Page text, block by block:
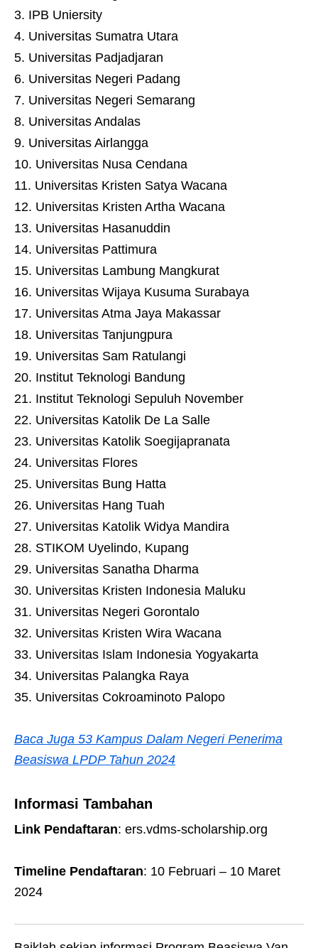
IPB Uniersity
Universitas Sumatra Utara
Universitas Padjadjaran
Universitas Negeri Padang
Universitas Negeri Semarang
Universitas Andalas
Universitas Airlangga
Universitas Nusa Cendana
Universitas Kristen Satya Wacana
Universitas Kristen Artha Wacana
Universitas Hasanuddin
Universitas Pattimura
Universitas Lambung Mangkurat
Universitas Wijaya Kusuma Surabaya
Universitas Atma Jaya Makassar
Universitas Tanjungpura
Universitas Sam Ratulangi
Institut Teknologi Bandung
Institut Teknologi Sepuluh November
Universitas Katolik De La Salle
Universitas Katolik Soegijapranata
Universitas Flores
Universitas Bung Hatta
Universitas Hang Tuah
Universitas Katolik Widya Mandira
STIKOM Uyelindo, Kupang
Universitas Sanatha Dharma
Universitas Kristen Indonesia Maluku
Universitas Negeri Gorontalo
Universitas Kristen Wira Wacana
Universitas Islam Indonesia Yogyakarta
Universitas Palangka Raya
Universitas Cokroaminoto Palopo
Baca Juga 53 Kampus Dalam Negeri Penerima
Beasiswa LPDP Tahun 2024
Informasi Tambahan
Link Pendaftaran: ers.vdms-scholarship.org
Timeline Pendaftaran: 10 Februari – 10 Maret
2024